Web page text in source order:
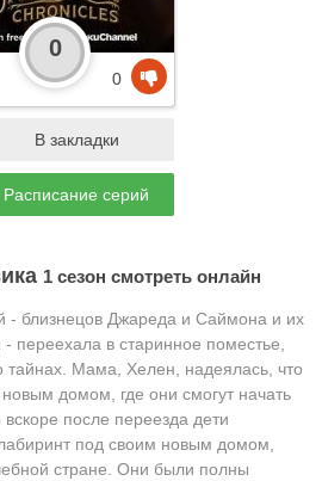
1 сезон смотреть онлайн
- близнецов Джареда и Саймона и их
переехала в старинное поместье,
тайнах. Мама, Хелен, надеялась, что
домом, где они смогут начать
после переезда дети
под своим новым домом,
стране. Они были полны
0
0
В закладки
Расписание серий